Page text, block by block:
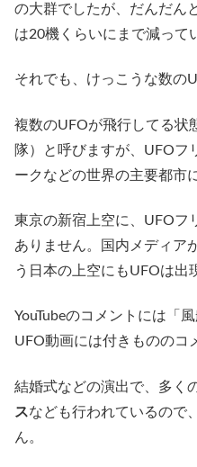
の大群でしたが、だんだん
は20機くらいにまで減って
それでも、けっこうな数の
複数のUFOが飛行してる状
隊）と呼びますが、UFOフ
ークなどの世界の主要都市
東京の新宿上空に、UFOフ
ありません。国内メディア
う日本の上空にもUFOは出
YouTubeのコメントには「
UFO動画には付きもののコ
結婚式などの演出で、多く
スなども行われているので
ん。